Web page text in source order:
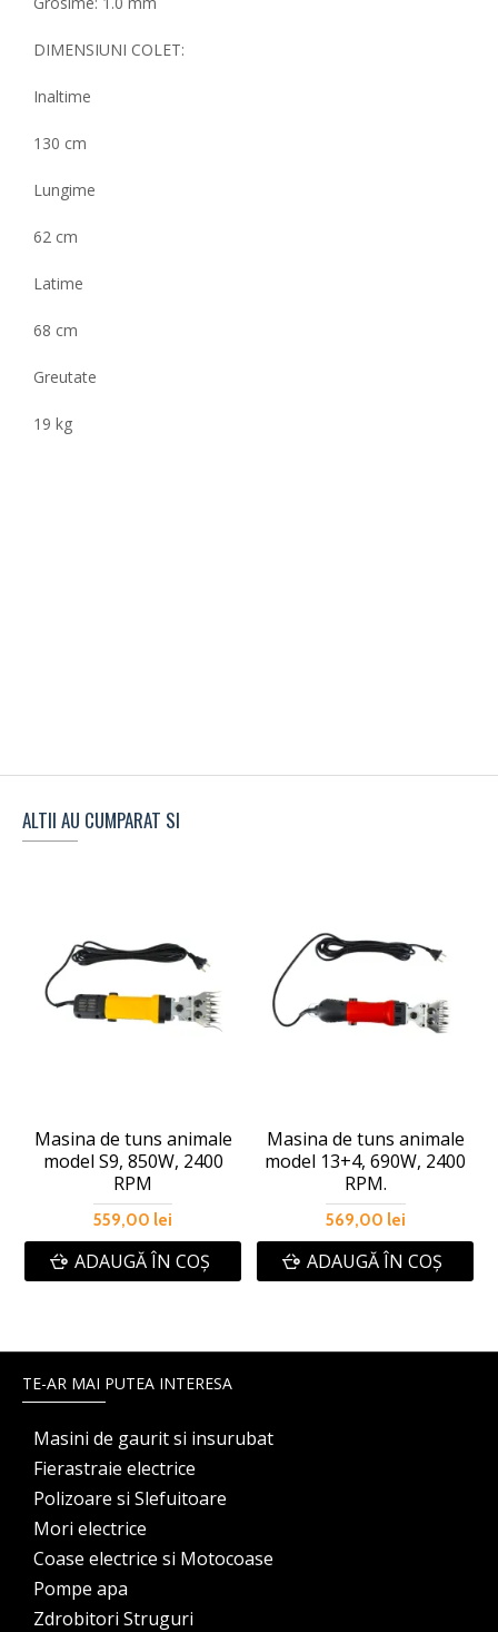
DIMENSIUNI COLET:
Inaltime
130 cm
Lungime
62 cm
Latime
68 cm
Greutate
19 kg
ALTII AU CUMPARAT SI
Masina de tuns animale
model S9, 850W, 2400
RPM
559,00 lei
ADAUGĂ ÎN COŞ
Masina de tuns animale
model 13+4, 690W, 2400
RPM.
569,00 lei
ADAUGĂ ÎN COŞ
TE-AR MAI PUTEA INTERESA
Masini de gaurit si insurubat
Fierastraie electrice
Polizoare si Slefuitoare
Mori electrice
Coase electrice si Motocoase
Pompe apa
Zdrobitori Struguri